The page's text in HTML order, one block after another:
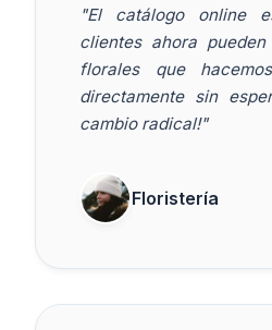
"El catálogo online
clientes ahora
florales que
directamente sin
cambio radical!"
Floristería